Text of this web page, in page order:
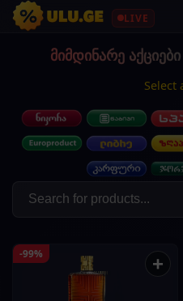
LIVE
მიმდინარე
Select
-99% +